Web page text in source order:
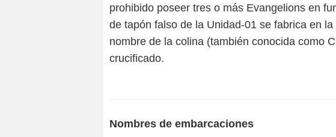
prohibido poseer tres o más Evangelions en
de tapón falso de la Unidad-01 se fabrica en
nombre de la colina (también conocida como
crucificado.
Nombres de embarcaciones